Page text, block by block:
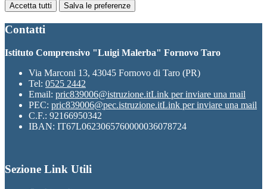
Accetta tutti Salva le preferenze
Contatti
Istituto Comprensivo "Luigi Malerba" Fornovo Taro
Via Marconi 13, 43045 Fornovo di Taro (PR)
Tel: 0525 2442
Email: pric839006@istruzione.itLink per inviare una mail
PEC: pric839006@pec.istruzione.itLink per inviare una mail
C.F.: 92166950342
IBAN: IT67L0623065760000036078724
Sezione Link Utili